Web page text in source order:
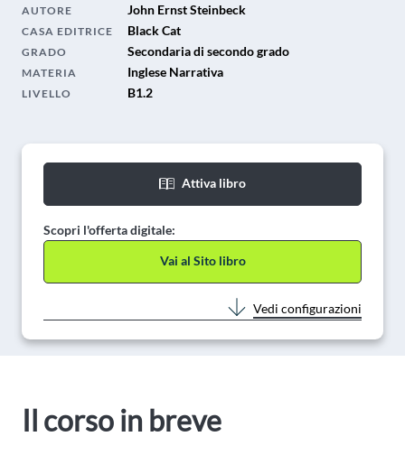
AUTORE John Ernst Steinbeck
CASA EDITRICE Black Cat
GRADO Secondaria di secondo grado
MATERIA Inglese Narrativa
LIVELLO B1.2
Attiva libro
Scopri l'offerta digitale:
Vai al Sito libro
Vedi configurazioni
Il corso in breve